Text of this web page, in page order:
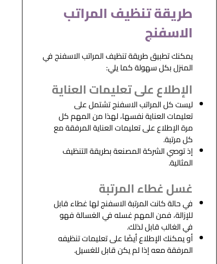
طريقة تنظيف المراتب
الاسفنج
يمكنك تطبيق طريقة تنظيف المراتب الاسفنج في
المنزل بكل سهولة كما يلي:
الإطلاع على تعليمات العناية
ليست كل المراتب الاسفنج تشتمل على
تعليمات العناية نفسها، لهذا من المهم كل
مرة الإطلاع على تعليمات العناية المرفقة مع
كل مرتبة.
إذ توصي الشركة المصنعة بطريقة التنظيف
المثالية.
غسل غطاء المرتبة
في حالة كانت المرتبة الاسفنج لها غطاء قابل
للإزالة، فمن المهم غسله في الغسالة فهو
في الغالب قابل لذلك.
أو يمكنك الإطلاع أيضًا على تعليمات تنظيفه
المرفقة معه إذا لم يكن قابل للغسيل.